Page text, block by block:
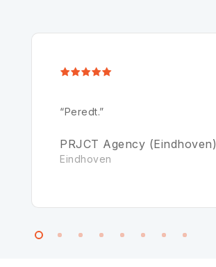
“Peredt.”
PRJCT Agency (Eindhoven)
Eindhoven